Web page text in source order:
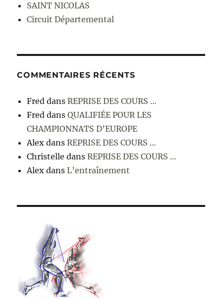
SAINT NICOLAS
Circuit Départemental
COMMENTAIRES RÉCENTS
Fred dansREPRISE DES COURS …
Fred dansQUALIFIÉE POUR LES
CHAMPIONNATS D’EUROPE
Alex dansREPRISE DES COURS …
Christelle dansREPRISE DES COURS …
Alex dansL’entraînement